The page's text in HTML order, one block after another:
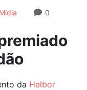
0
da Helbor